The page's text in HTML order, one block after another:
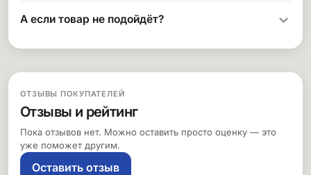
А если товар не подойдёт?
ОТЗЫВЫ ПОКУПАТЕЛЕЙ
Отзывы и рейтинг
Пока отзывов нет. Можно оставить просто оценку — это
уже поможет другим.
Оставить отзыв